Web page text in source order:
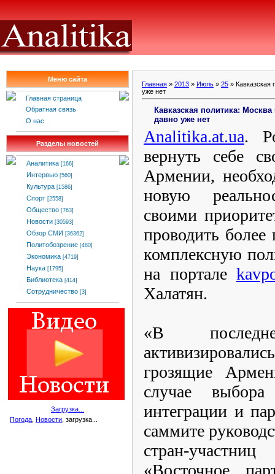
Меню сайта
Главная страница
Обратная связь
О нас
Разделы новостей
Аналитика [166]
Интервью [560]
Культура [1586]
Спорт [2558]
Общество [763]
Новости [30593]
Обзор СМИ [36362]
Политобозрение [480]
Экономика [4719]
Наука [1795]
Библиотека [414]
Сотрудничество [3]
Загрузка...
Погода Новости , загрузка...
Главная » 2013 » Июль » 25 » Кавказская
уже нет
Кавказская политика:
давно уже нет
Analitika.at.ua.
вернуть себе
Армении,
новую
своими
проводить более
комплексную
на портале
Халатян.
«В
грозящие
случае выбора
интеграции и
саммите
стран-
«Восточное